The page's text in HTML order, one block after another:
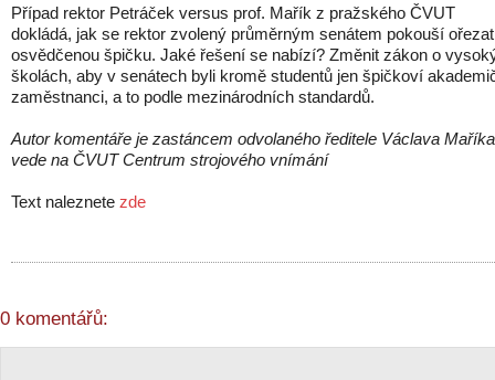
Případ rektor Petráček versus prof. Mařík z pražského ČVUT
dokládá, jak se rektor zvolený průměrným senátem pokouší ořezat
osvědčenou špičku. Jaké řešení se nabízí? Změnit zákon o
školách, aby v senátech byli kromě studentů jen špičkoví
zaměstnanci, a to podle mezinárodních standardů.
Autor komentáře je zastáncem odvolaného ředitele Václava
vede na ČVUT Centrum strojového vnímání
Text naleznete zde
0 komentářů: